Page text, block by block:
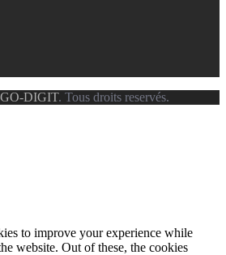
DIGIT. Tous droits reservés.
to improve your experience while
website. Out of these, the cookies